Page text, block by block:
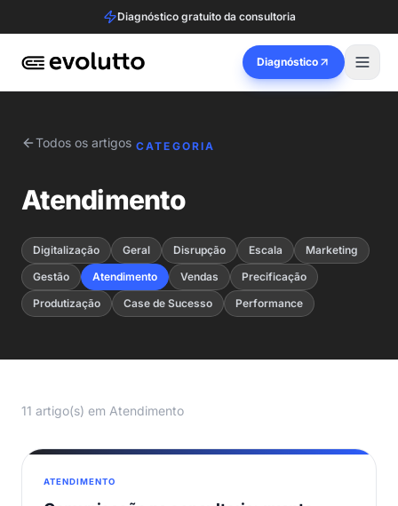
Diagnóstico gratuito da consultoria
Diagnóstico
Todos os artigos CATEGORIA
Atendimento
Digitalização Geral Disrupção Escala
Marketing
Gestão
Atendimento Vendas
Precificação
Produtização
Case de Sucesso Performance
11 artigo(s) em Atendimento
ATENDIMENTO